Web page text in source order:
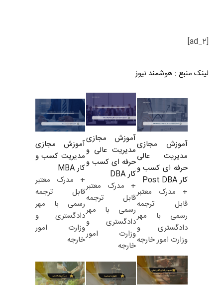
[ad_2]
لینک منبع : هوشمند نیوز
آموزش مجازی
مدیریت عالی
حرفه ای کسب و
کار Post DBA
+ مدرک معتبر
قابل ترجمه
رسمی با مهر
دادگستری و
وزارت امور خارجه
آموزش مجازی
مدیریت عالی و
حرفه ای کسب و
کار DBA
+ مدرک معتبر
قابل ترجمه
رسمی با مهر
دادگستری و
وزارت امور
خارجه
آموزش مجازی
مدیریت کسب و
کار MBA
+ مدرک معتبر
قابل ترجمه
رسمی با مهر
دادگستری و
وزارت امور
خارجه